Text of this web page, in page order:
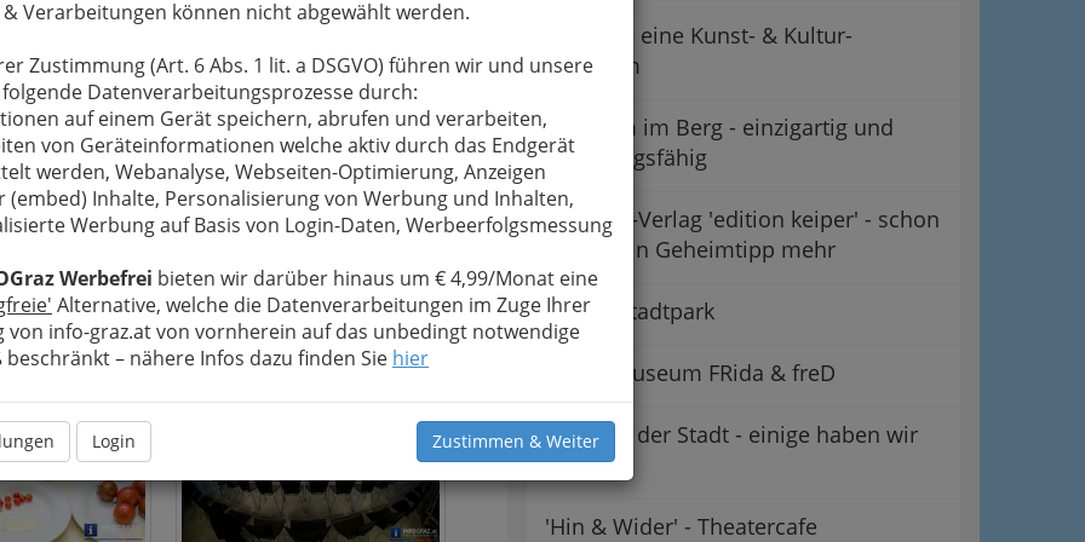
& Verarbeitungen können nicht abgewählt werden.
Zustimmung (Art. 6 Abs. 1 lit. a DSGVO) führen wir und unsere
Datenverarbeitungsprozesse durch:
auf einem Gerät speichern, abrufen und verarbeiten,
von Geräteinformationen welche aktiv durch das Endgerät
werden, Webanalyse, Webseiten-Optimierung, Anzeigen
(embed) Inhalte, Personalisierung von Werbung und Inhalten,
Werbung auf Basis von Login-Daten, Werbeerfolgsmessung
Werbefrei bieten wir darüber hinaus um € 4,99/Monat eine
Alternative, welche die Datenverarbeitungen im Zuge Ihrer
von info-graz.at von vornherein auf das unbedingt notwendige
beschränkt – nähere Infos dazu finden Sie hier
Login Zustimmen & Weiter
Ein Klick auf das Foto zeigt Ihnen wie
‚lauschig‘ es im Parkhaus tagsüber
ist.
oder
ist ein 2.
CuntRa – eine Kunst- & Kultur-
Plattform
Der Dom im Berg - einzigartig und
wandlungsfähig
Literatur-Verlag 'edition keiper' - schon
lange kein Geheimtipp mehr
Forum Stadtpark
Kindermuseum FRida & freD
Galerien der Stadt - einige haben wir
'einzeln'
'Hin & Wider' - Theatercafe